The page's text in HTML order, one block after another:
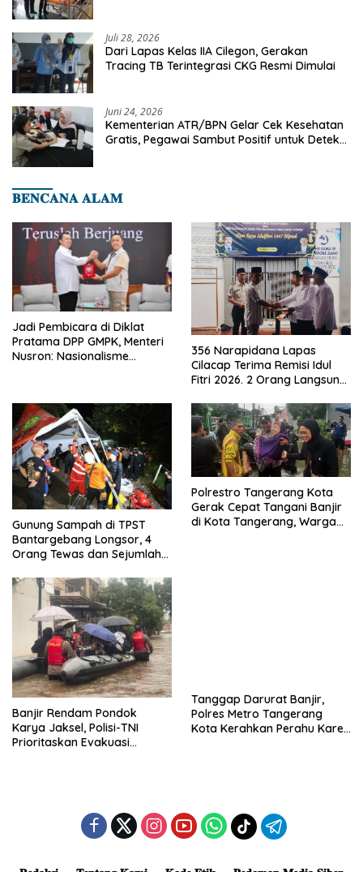
Juli 28, 2026
Dari Lapas Kelas IIA Cilegon, Gerakan
Tracing TB Terintegrasi CKG Resmi Dimulai
Juni 24, 2026
Kementerian ATR/BPN Gelar Cek Kesehatan
Gratis, Pegawai Sambut Positif untuk Deteksi
𝐁𝐄𝐍𝐂𝐀𝐍𝐀 𝐀𝐋𝐀𝐌
Jadi Pembicara di Diklat
Pratama DPP GMPK, Menteri
Nusron: Nasionalisme
356 Narapidana Lapas
Cilacap Terima Remisi Idul
Fitri 2026. 2 Orang Langsung
Gunung Sampah di TPST
Bantargebang Longsor, 4
Orang Tewas dan Sejumlah
Polrestro Tangerang Kota
Gerak Cepat Tangani Banjir
di Kota Tangerang, Warga
Banjir Rendam Pondok
Karya Jaksel, Polisi-TNI
Prioritaskan Evakuasi
Tanggap Darurat Banjir,
Polres Metro Tangerang
Kota Kerahkan Perahu Karet